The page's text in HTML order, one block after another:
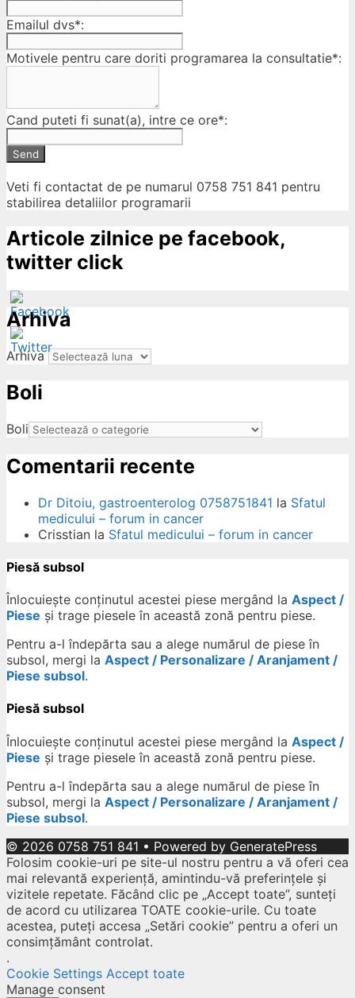
Emailul dvs*:
Motivele pentru care doriti programarea la consultatie*:
Cand puteti fi sunat(a), intre ce ore*:
Send
Veti fi contactat de pe numarul 0758 751 841 pentru
stabilirea detaliilor programarii
Articole zilnice pe facebook,
twitter click
Arhiva
Arhiva
Boli
Boli
Comentarii recente
Dr Ditoiu, gastroenterolog 0758751841 la Sfatul
medicului – forum in cancer
Crisstian la Sfatul medicului – forum in cancer
Piesă subsol
Înlocuiește conținutul acestei piese mergând la Aspect /
Piese și trage piesele în această zonă pentru piese.
Pentru a-l îndepărta sau a alege numărul de piese în
subsol, mergi la Aspect / Personalizare / Aranjament /
Piese subsol.
Piesă subsol
Înlocuiește conținutul acestei piese mergând la Aspect /
Piese și trage piesele în această zonă pentru piese.
Pentru a-l îndepărta sau a alege numărul de piese în
subsol, mergi la Aspect / Personalizare / Aranjament /
Piese subsol.
© 2026 0758 751 841 • Powered by GeneratePress
Folosim cookie-uri pe site-ul nostru pentru a vă oferi cea
mai relevantă experiență, amintindu-vă preferințele și
vizitele repetate. Făcând clic pe „Accept toate”, sunteți
de acord cu utilizarea TOATE cookie-urile. Cu toate
acestea, puteți accesa „Setări cookie” pentru a oferi un
consimțământ controlat.
.
Cookie Settings Accept toate
Manage consent